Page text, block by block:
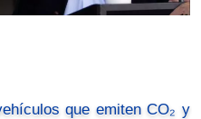
que emiten CO₂ y